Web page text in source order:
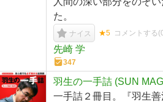
た。
ナイス ★5 コメントする(
先崎 学
347
羽生の一手詰 (SUN
一手詰２冊目。『羽生